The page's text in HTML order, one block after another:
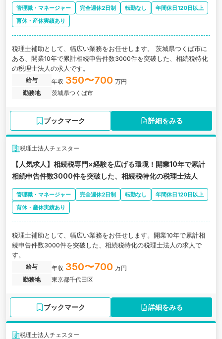
管理職・マネージャー 完全週休2日制 転勤なし
年間休日120日以上
育休・産休実績あり
税理士補助として、幅広い業務をお任せします。 茨城県つくば市に
ある、開業10年で累計相続申告件数3000件を突破した、相続税特化
の税理士法人の求人です。
給与 年収 350〜700 万円
勤務地
茨城県つくば市
ブックマーク 詳細をみる
税理士法人チェスター
【人気求人】相続税専門×経験を広げる環境！開業10年で累計
相続申告件数3000件を突破した、相続税特化の税理士法人
管理職・マネージャー 完全週休2日制 転勤なし
年間休日120日以上
育休・産休実績あり
税理士補助として、幅広い業務をお任せします。開業10年で累計相
続申告件数3000件を突破した、相続税特化の税理士法人の求人で
す。
給与 年収 350〜700 万円
勤務地
東京都千代田区
ブックマーク 詳細をみる
税理士法人チェスター